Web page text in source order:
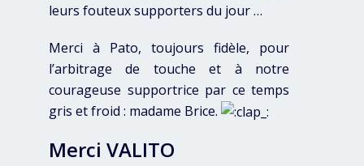
leurs fouteux supporters du jour …
Merci à Pato, toujours fidèle, pour
l’arbitrage de touche et à notre
courageuse supportrice par ce temps
gris et froid : madame Brice.
Merci VALITO